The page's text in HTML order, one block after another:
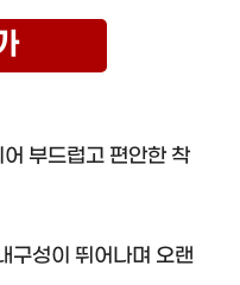
부드럽고 편안한 착
구성이 뛰어나며 오랜